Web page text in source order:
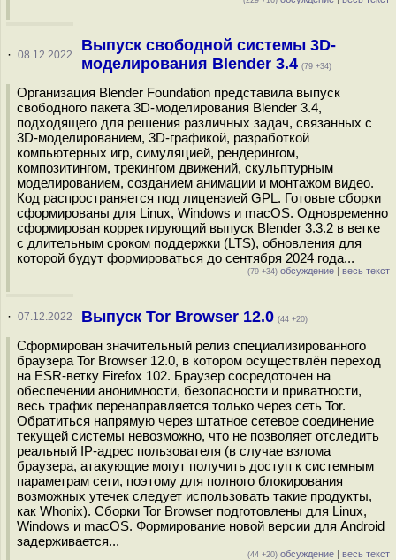
· 08.12.2022
Выпуск свободной системы 3D-
моделирования Blender 3.4 (79 +34)
Организация Blender Foundation представила выпуск
свободного пакета 3D-моделирования Blender 3.4,
подходящего для решения различных задач, связанных с
3D-моделированием, 3D-графикой, разработкой
компьютерных игр, симуляцией, рендерингом,
композитингом, трекингом движений, скульптурным
моделированием, созданием анимации и монтажом видео.
Код распространяется под лицензией GPL. Готовые сборки
сформированы для Linux, Windows и macOS. Одновременно
сформирован корректирующий выпуск Blender 3.3.2 в ветке
с длительным сроком поддержки (LTS), обновления для
которой будут формироваться до сентября 2024 года...
(79 +34) обсуждение | весь текст
· 07.12.2022 Выпуск Tor Browser 12.0 (44 +20)
Сформирован значительный релиз специализированного
браузера Tor Browser 12.0, в котором осуществлён переход
на ESR-ветку Firefox 102. Браузер сосредоточен на
обеспечении анонимности, безопасности и приватности,
весь трафик перенаправляется только через сеть Tor.
Обратиться напрямую через штатное сетевое соединение
текущей системы невозможно, что не позволяет отследить
реальный IP-адрес пользователя (в случае взлома
браузера, атакующие могут получить доступ к системным
параметрам сети, поэтому для полного блокирования
возможных утечек следует использовать такие продукты,
как Whonix). Сборки Tor Browser подготовлены для Linux,
Windows и macOS. Формирование новой версии для Android
задерживается...
(44 +20) обсуждение | весь текст